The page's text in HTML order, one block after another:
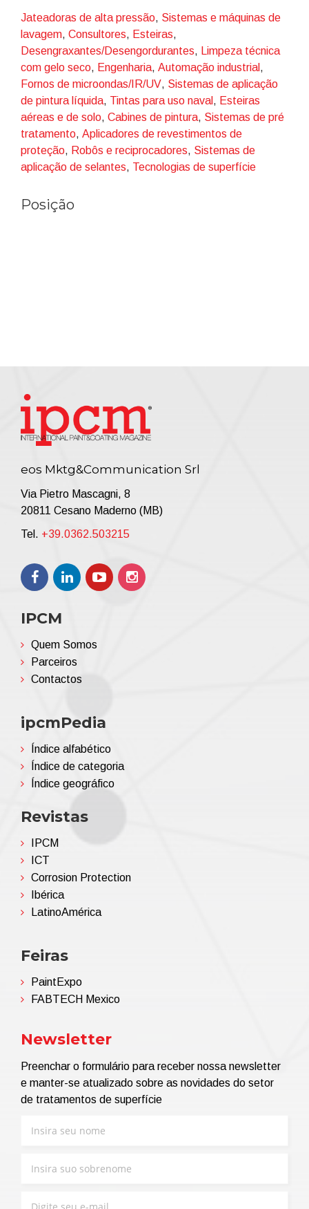
Jateadoras de alta pressão, Sistemas e máquinas de
lavagem, Consultores, Esteiras,
Desengraxantes/Desengordurantes,
Limpeza técnica
com gelo seco, Engenharia, Automação industrial ,
Fornos de microondas/IR/UV, Sistemas de aplicação
de pintura líquida, Tintas para uso naval , Esteiras
aéreas e de solo, Cabines de pintura, Sistemas de pré
tratamento, Aplicadores de revestimentos de
proteção, Robôs e reciprocadores, Sistemas de
aplicação de selantes, Tecnologias de superfície
Posição
eos Mktg&Communication Srl
Via Pietro Mascagni, 8
20811 Cesano Maderno (MB)
Tel. +39.0362.503215
IPCM
Quem Somos
Parceiros
Contactos
ipcmPedia
Índice alfabético
Índice de categoria
Índice geográfico
Revistas
IPCM
ICT
Corrosion Protection
Ibérica
LatinoAmérica
Feiras
PaintExpo
FABTECH Mexico
Newsletter
Preenchar o formulário para receber nossa newsletter
e manter-se atualizado sobre as novidades do setor
de tratamentos de superfície